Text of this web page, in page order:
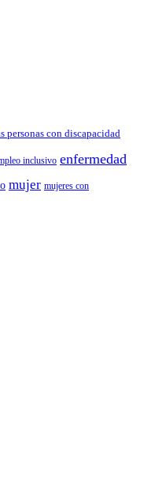
personas con discapacidad
inclusivo enfermedad
mujer mujeres con